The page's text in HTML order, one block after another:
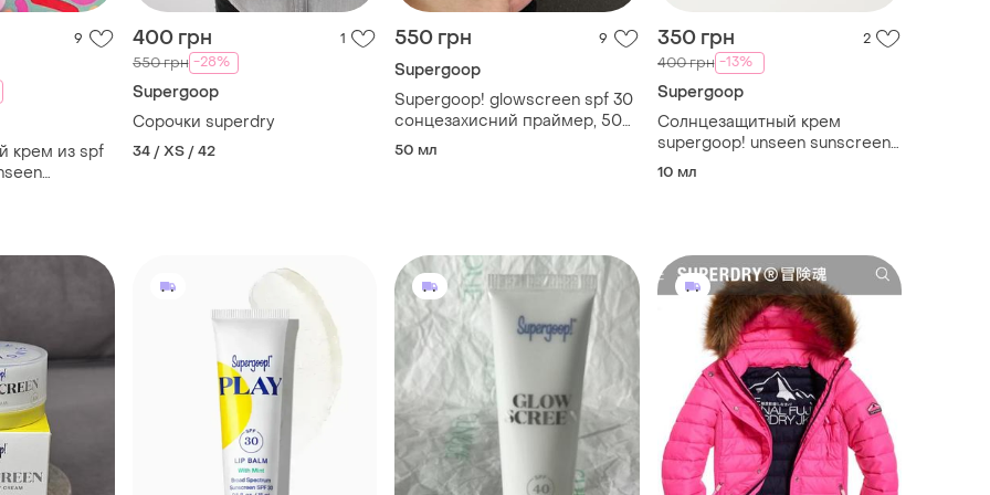
9
крем из spf
400 грн 1
550 грн -28%
Supergoop
Сорочки superdry
34 / XS / 42
550 грн 9
Supergoop
Supergoop! glowscreen spf 30
сонцезахисний праймер, 50
m
50 мл
350 грн 2
400 грн -13%
Supergoop
Солнцезащитный крем
supergoop! unseen sunscreen
invisible broad spectrum spf 50
10 мл